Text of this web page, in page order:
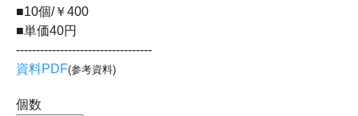
■10個/￥400
■単価40円
----------------------------------
資料PDF(参考資料)
個数